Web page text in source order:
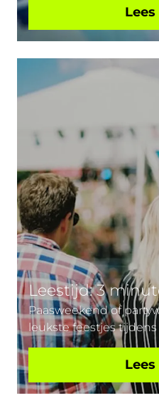
Paasweekend of
leukste feestjes tijdens
Leestijd: 3